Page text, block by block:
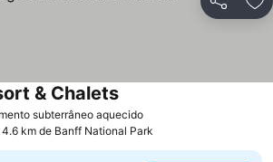
Partilhar
subterrâneo aquecido
& Chalets
4.6 km de Banff National Park